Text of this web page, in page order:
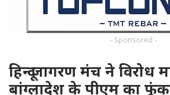
- Sponsored -
हिन्दू जागरण मंच ने विरोध
बांग्लादेश के पीएम का